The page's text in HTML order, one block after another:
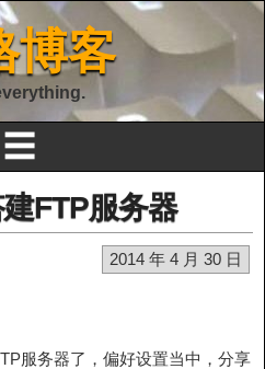
博客
☰
FTP服务器
2014 年 4 月 30 日
服务器了，偏好设置当中，分享